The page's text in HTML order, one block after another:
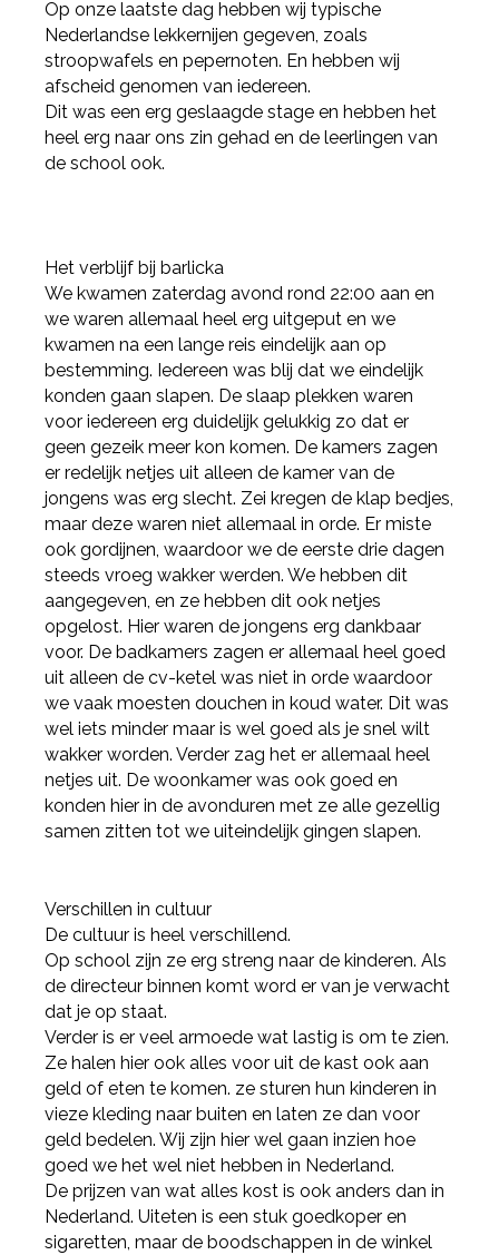
Op onze laatste dag hebben wij typische
Nederlandse lekkernijen gegeven, zoals
stroopwafels en pepernoten. En hebben wij
afscheid genomen van iedereen.
Dit was een erg geslaagde stage en hebben het
heel erg naar ons zin gehad en de leerlingen van
de school ook.
Het verblijf bij barlicka
We kwamen zaterdag avond rond 22:00 aan en
we waren allemaal heel erg uitgeput en we
kwamen na een lange reis eindelijk aan op
bestemming. Iedereen was blij dat we eindelijk
konden gaan slapen. De slaap plekken waren
voor iedereen erg duidelijk gelukkig zo dat er
geen gezeik meer kon komen. De kamers zagen
er redelijk netjes uit alleen de kamer van de
jongens was erg slecht. Zei kregen de klap bedjes,
maar deze waren niet allemaal in orde. Er miste
ook gordijnen, waardoor we de eerste drie dagen
steeds vroeg wakker werden. We hebben dit
aangegeven, en ze hebben dit ook netjes
opgelost. Hier waren de jongens erg dankbaar
voor. De badkamers zagen er allemaal heel goed
uit alleen de cv-ketel was niet in orde waardoor
we vaak moesten douchen in koud water. Dit was
wel iets minder maar is wel goed als je snel wilt
wakker worden. Verder zag het er allemaal heel
netjes uit. De woonkamer was ook goed en
konden hier in de avonduren met ze alle gezellig
samen zitten tot we uiteindelijk gingen slapen.
Verschillen in cultuur
De cultuur is heel verschillend.
Op school zijn ze erg streng naar de kinderen. Als
de directeur binnen komt word er van je verwacht
dat je op staat.
Verder is er veel armoede wat lastig is om te zien.
Ze halen hier ook alles voor uit de kast ook aan
geld of eten te komen. ze sturen hun kinderen in
vieze kleding naar buiten en laten ze dan voor
geld bedelen. Wij zijn hier wel gaan inzien hoe
goed we het wel niet hebben in Nederland.
De prijzen van wat alles kost is ook anders dan in
Nederland. Uiteten is een stuk goedkoper en
sigaretten, maar de boodschappen in de winkel
Deel via Facebook
Deel via Twitter
Deel via LinkedIn